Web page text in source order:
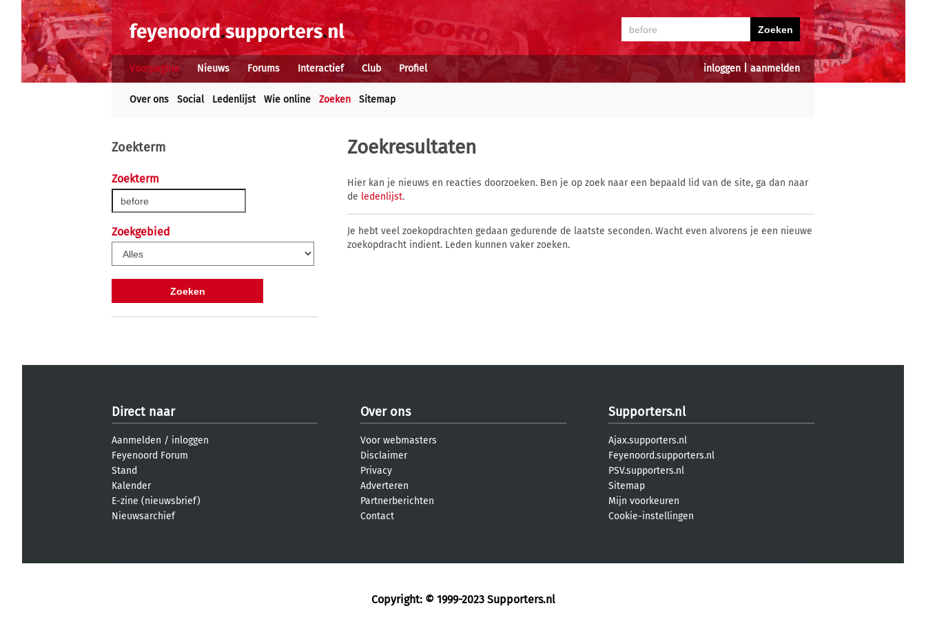
inloggen aanmelden
Voorpagina Nieuws Forums Interactief Club Profiel
Over ons Social Ledenlijst Wie online Zoeken Sitemap
Zoekterm
Zoekterm
Zoekgebied
Zoekresultaten
Hier kan je nieuws en reacties doorzoeken. Ben je op zoek naar een bepaald lid van de site, ga dan naar
de ledenlijst.
Je hebt veel zoekopdrachten gedaan gedurende de laatste seconden. Wacht even alvorens je een nieuwe
zoekopdracht indient. Leden kunnen vaker zoeken.
Direct naar
Aanmelden / inloggen
Feyenoord Forum
Stand
Kalender
E-zine (nieuwsbrief)
Nieuwsarchief
Over ons
Voor webmasters
Disclaimer
Privacy
Adverteren
Partnerberichten
Contact
Supporters.nl
Ajax.supporters.nl
Feyenoord.supporters.nl
PSV.supporters.nl
Sitemap
Mijn voorkeuren
Cookie-instellingen
Copyright: © 1999-2023 Supporters.nl